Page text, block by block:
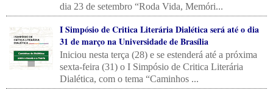
dia 23 de setembro “Roda Vida, Memóri...
I Simpósio de Critica Literária Dialética será até o dia
31 de março na Universidade de Brasília
Iniciou nesta terça (28) e se estenderá até a próxima
sexta-feira (31) o I Simpósio de Critica Literária
Dialética, com o tema “Caminhos ...